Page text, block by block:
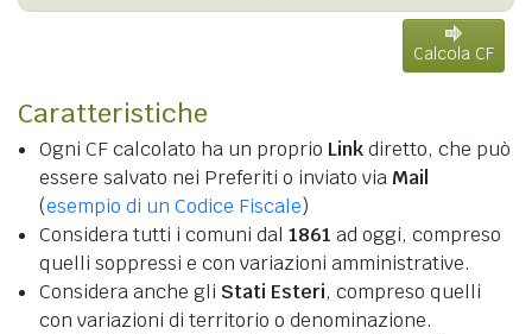
Calcola CF
Caratteristiche
Ogni CF calcolato ha un proprio Linkdiretto, che può
essere salvato nei Preferiti o inviato via Mail
(esempio di un Codice Fiscale)
Considera tutti i comuni dal 1861 ad oggi, compreso
quelli soppressi e con variazioni amministrative.
Considera anche gli Stati Esteri, compreso quelli
con variazioni di territorio o denominazione.